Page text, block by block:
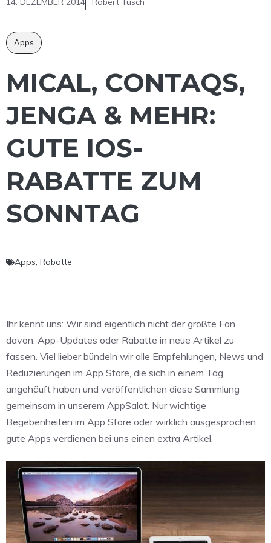
Apps
MICAL, CONTAQS,
JENGA & MEHR:
GUTE IOS-
RABATTE ZUM
SONNTAG
Apps, Rabatte
Ihr kennt uns: Wir sind eigentlich nicht der größte Fan
davon, App-Updates oder Rabatte in neue Artikel zu
fassen. Viel lieber bündeln wir alle Empfehlungen, News und
Reduzierungen im App Store, die sich in einem Tag
angehäuft haben und veröffentlichen diese Sammlung
gemeinsam in unserem AppSalat. Nur wichtige
Begebenheiten im App Store oder wirklich ausgesprochen
gute Apps verdienen bei uns einen extra Artikel.